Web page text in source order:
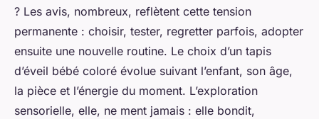
? Les avis, nombreux, reflètent cette tension
permanente : choisir, tester, regretter parfois, adopter
ensuite une nouvelle routine. Le choix d’un tapis
d’éveil bébé coloré évolue suivant l’enfant, son âge,
la pièce et l’énergie du moment. L’exploration
sensorielle, elle, ne ment jamais : elle bondit,